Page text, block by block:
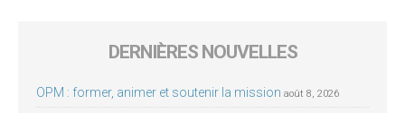
DERNIÈRES NOUVELLES
OPM : former, animer et soutenir la mission août 8, 2026